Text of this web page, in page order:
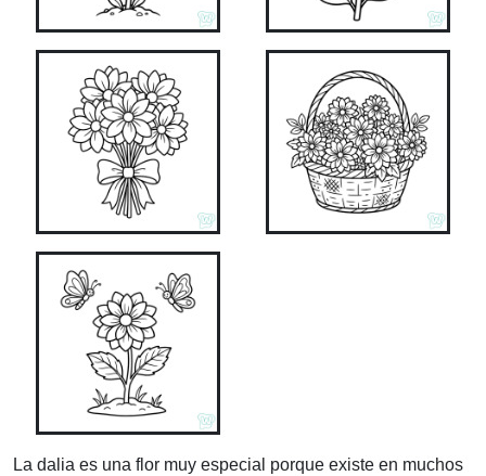
La dalia es una flor muy especial porque existe en muchos